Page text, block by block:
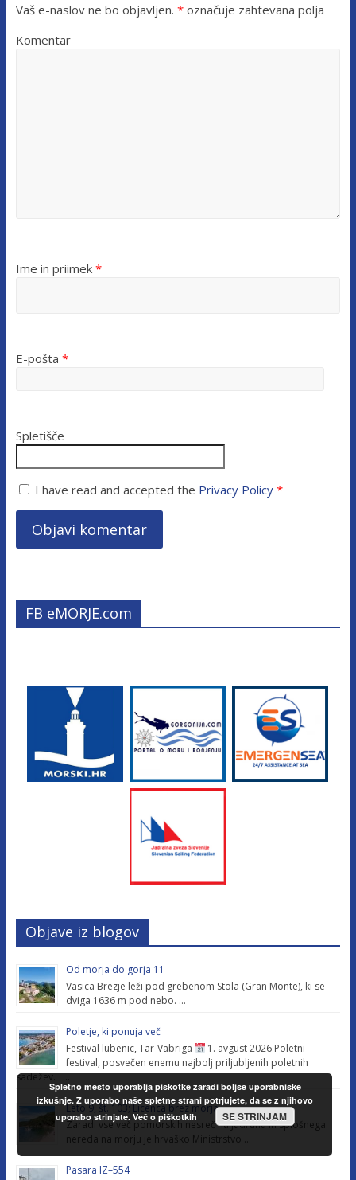
Vaš e-naslov ne bo objavljen. *označuje zahtevana polja
Komentar
Ime in priimek *
E-pošta *
Spletišče
I have read and accepted the Privacy Policy*
FB eMORJE.com
Objave iz blogov
Od morja do gorja 11
Vasica Brezje leži pod grebenom Stola (Gran Monte), ki se
dviga 1636 m pod nebo. …
Poletje, ki ponuja več
Festival lubenic, Tar-Vabriga
1. avgust 2026 Poletni
festival, posvečen enemu najbolj priljubljenih poletnih
sadežev. …
Leto 9, št. 103; Licenca brez morja
Zaradi vse več pomorskih nesreč na Jadranu in splošnega
nereda na morju je hrvaško Ministrstvo …
Pasara IZ–554
Spletno mesto uporablja piškotke zaradi boljše uporabniške
izkušnje. Z uporabo naše spletne strani potrjujete, da se z njihovo
uporabo strinjate. Več o piškotkih SE STRINJAM